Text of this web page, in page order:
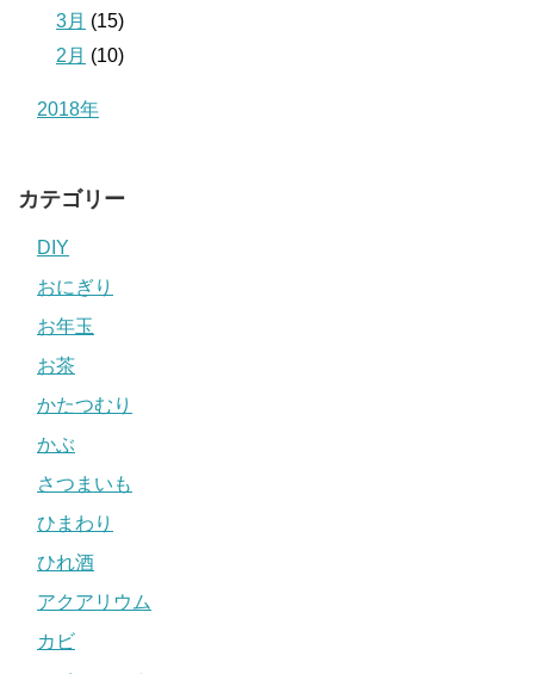
3月 (15)
2月 (10)
2018年
カテゴリー
DIY
おにぎり
お年玉
お茶
かたつむり
かぶ
さつまいも
ひまわり
ひれ酒
アクアリウム
カビ